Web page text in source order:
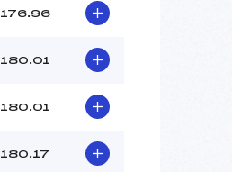
176.96
180.01
180.01
180.17